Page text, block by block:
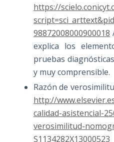
https://
98872008000900018
explica los
pruebas
y muy comprensible.
Razón de
http://
calidad-asistencial-
verosimilitud-
S1134282X13000523